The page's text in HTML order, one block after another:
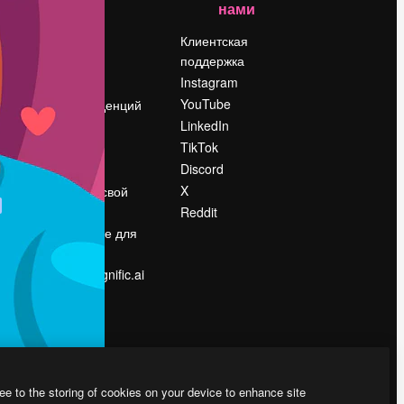
Поиск тенденций
Блог
Slidesgo
Продайте свой
Помещение для
прессы
Ищете magnific.ai
нами
Клиентская
поддержка
Instagram
YouTube
LinkedIn
TikTok
Discord
X
Reddit
to the storing of cookies on your device to enhance site